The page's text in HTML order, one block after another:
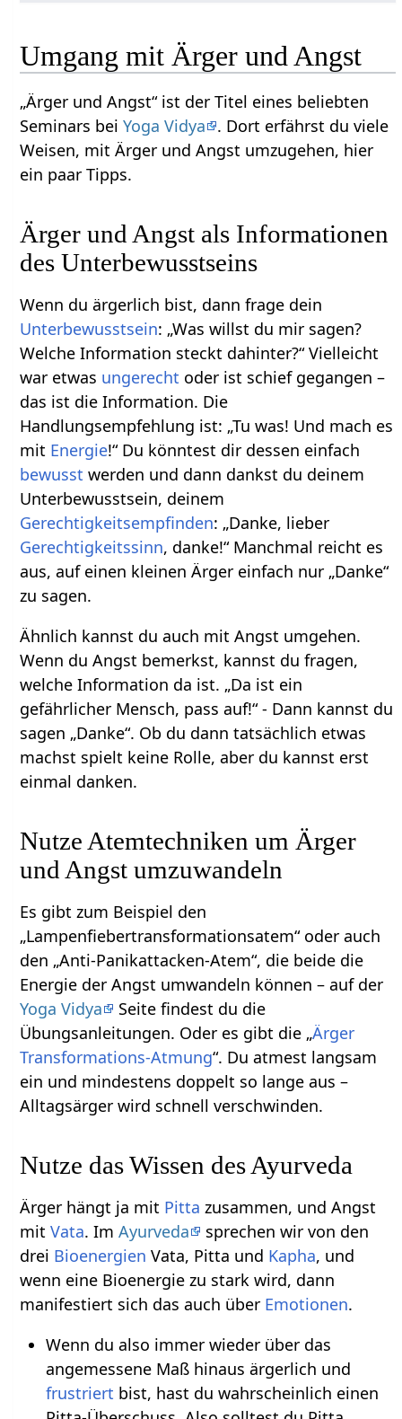
Umgang mit Ärger und Angst
„Ärger und Angst“ ist der Titel eines beliebten
Seminars beiYoga Vidya
. Dort erfährst du viele
Weisen, mit Ärger und Angst umzugehen, hier
ein paar Tipps.
Ärger und Angst als Informationen
des Unterbewusstseins
Wenn du ärgerlich bist, dann frage dein
Unterbewusstsein: „Was willst du mir sagen?
Welche Information steckt dahinter?“ Vielleicht
war etwas ungerecht oder ist schief gegangen –
das ist die Information. Die
Handlungsempfehlung ist: „Tu was! Und mach es
mit Energie!“ Du könntest dir dessen einfach
bewusst werden und dann dankst du deinem
Unterbewusstsein, deinem
Gerechtigkeitsempfinden: „Danke, lieber
Gerechtigkeitssinn, danke!“ Manchmal reicht es
aus, auf einen kleinen Ärger einfach nur „Danke“
zu sagen.
Ähnlich kannst du auch mit Angst umgehen.
Wenn du Angst bemerkst, kannst du fragen,
welche Information da ist. „Da ist ein
gefährlicher Mensch, pass auf!“ - Dann kannst du
sagen „Danke“. Ob du dann tatsächlich etwas
machst spielt keine Rolle, aber du kannst erst
einmal danken.
Nutze Atemtechniken um Ärger
und Angst umzuwandeln
Es gibt zum Beispiel den
„Lampenfiebertransformationsatem“ oder auch
den „Anti-Panikattacken-Atem“, die beide die
Energie der Angst umwandeln können – auf der
Yoga Vidya
Seite findest du die
Übungsanleitungen. Oder es gibt die „Ärger
Transformations-Atmung“. Du atmest langsam
ein und mindestens doppelt so lange aus –
Alltagsärger wird schnell verschwinden.
Nutze das Wissen des Ayurveda
Ärger hängt ja mit Pitta zusammen, und Angst
mitVata. ImAyurveda
sprechen wir von den
drei Bioenergien Vata, Pitta und Kapha, und
wenn eine Bioenergie zu stark wird, dann
manifestiert sich das auch über Emotionen.
Wenn du also immer wieder über das
angemessene Maß hinaus ärgerlich und
frustriert bist, hast du wahrscheinlich einen